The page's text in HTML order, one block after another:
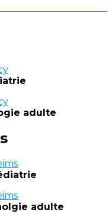
adulte
adulte